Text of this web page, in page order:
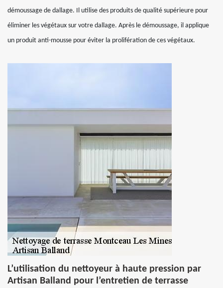
démoussage de dallage. Il utilise des produits de qualité supérieure pour
éliminer les végétaux sur votre dallage. Après le démoussage, il applique
un produit anti-mousse pour éviter la prolifération de ces végétaux.
L’utilisation du nettoyeur à haute pression par
Artisan Balland pour l’entretien de terrasse